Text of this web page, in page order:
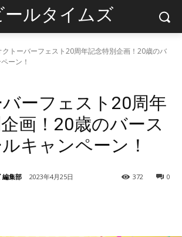
ールタイムズ
クトーバーフェスト20周年記念特別企画！20歳のバ
ーン！
ーフェスト20周年
画！20歳のバース
キャンペーン！
編集部 2023年4月25日 0
372